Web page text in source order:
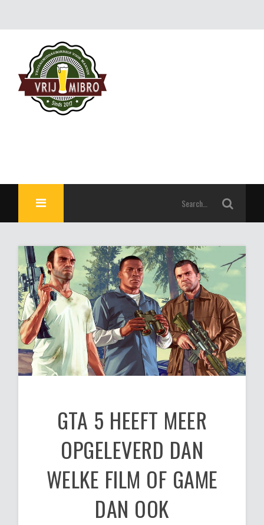
GTA 5 HEEFT MEER
OPGELEVERD DAN
WELKE FILM OF GAME
DAN OOK